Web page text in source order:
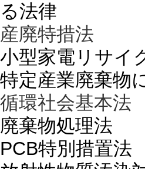
る法律
産廃特措法
小型家電リサイ
特定産業廃棄物
循環社会基本法
廃棄物処理法
PCB特別措置法